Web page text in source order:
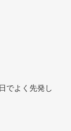
でよく先発し